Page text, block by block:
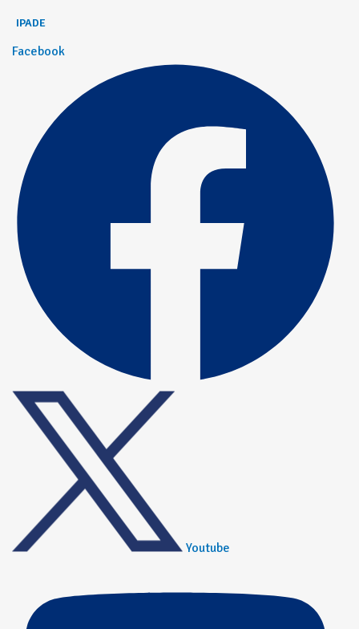
IPADE
Facebook
Youtube